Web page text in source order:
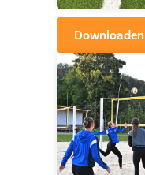
Downloaden